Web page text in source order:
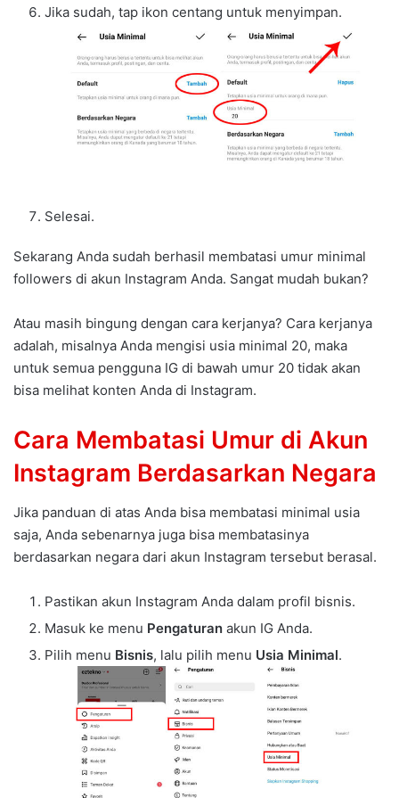
Jika sudah, tap ikon centang untuk menyimpan.
Selesai.
Sekarang Anda sudah berhasil membatasi umur minimal
followers di akun Instagram Anda. Sangat mudah bukan?
Atau masih bingung dengan cara kerjanya? Cara kerjanya
adalah, misalnya Anda mengisi usia minimal 20, maka
untuk semua pengguna IG di bawah umur 20 tidak akan
bisa melihat konten Anda di Instagram.
Cara Membatasi Umur di Akun
Instagram Berdasarkan Negara
Jika panduan di atas Anda bisa membatasi minimal usia
saja, Anda sebenarnya juga bisa membatasinya
berdasarkan negara dari akun Instagram tersebut berasal.
Pastikan akun Instagram Anda dalam profil bisnis.
Masuk ke menu Pengaturan akun IG Anda.
Pilih menu Bisnis, lalu pilih menu Usia Minimal.